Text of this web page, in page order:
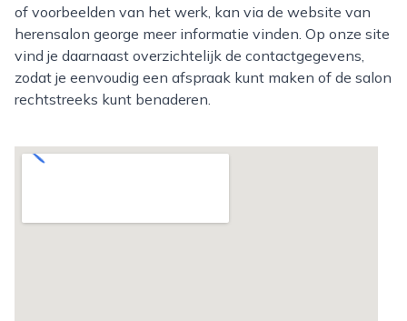
of voorbeelden van het werk, kan via de website van
herensalon george meer informatie vinden. Op onze site
vind je daarnaast overzichtelijk de contactgegevens,
zodat je eenvoudig een afspraak kunt maken of de salon
rechtstreeks kunt benaderen.